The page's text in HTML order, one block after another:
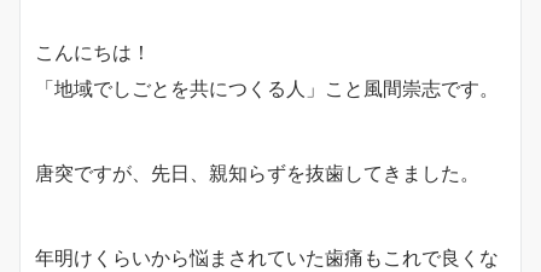
こんにちは！
「地域でしごとを共につくる人」こと風間崇志です。
唐突ですが、先日、親知らずを抜歯してきました。
年明けくらいから悩まされていた歯痛もこれで良くな